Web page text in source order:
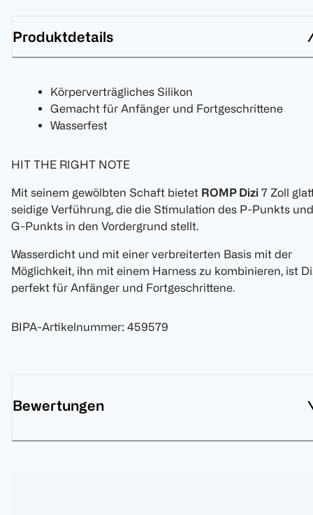
Produktdetails
Körperverträgliches Silikon
Gemacht für Anfänger und Fortgeschrittene
Wasserfest
HIT THE RIGHT NOTE​
Mit seinem gewölbten Schaft bietet ROMP Dizi 7 Zoll
seidige Verführung, die die Stimulation des P-Punkts und
G-Punkts in den Vordergrund stellt.
Wasserdicht und mit einer verbreiterten Basis mit der
Möglichkeit, ihn mit einem Harness zu kombinieren, ist
perfekt für Anfänger und Fortgeschrittene.
BIPA-Artikelnummer: 459579
Bewertungen